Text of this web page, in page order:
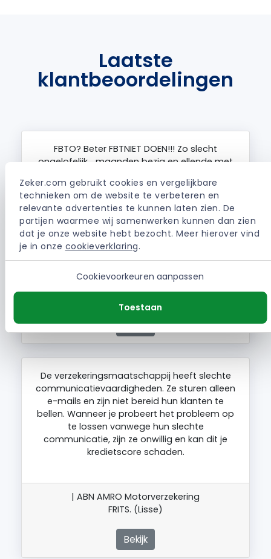
Zeker.com gebruikt cookies en vergelijkbare
technieken om de website te verbeteren en
relevante advertenties te kunnen laten zien. De
partijen waarmee wij samenwerken kunnen dan zien
dat je onze website hebt bezocht. Meer hierover vind
je in onze cookieverklaring.
Cookievoorkeuren aanpassen
Toestaan
Laatste
klantbeoordelingen
FBTO? Beter FBTNIET DOEN!!! Zo slecht
ongelofelijk… maanden bezig en ellende met
zou binnen 5 werkdagen een amtwoord
krijgen voor een autoverzekering dus ik heb
meteen geannuleerd en na meer dan een
maand nog steeds gedoe … AUB NIET DOEN!
Bespaar je…
| ABN AMRO Autoverzekering
ANDREEA. (Weert)
Bekijk
De verzekeringsmaatschappij heeft slechte
communicatievaardigheden. Ze sturen alleen
e-mails en zijn niet bereid hun klanten te
bellen. Wanneer je probeert het probleem op
te lossen vanwege hun slechte
communicatie, zijn ze onwillig en kan dit je
kredietscore schaden.
| ABN AMRO Motorverzekering
FRITS. (Lisse)
Bekijk